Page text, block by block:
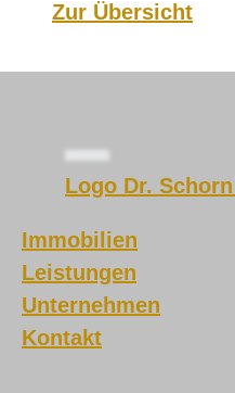
Zur Übersicht
Logo Dr.
Immobilien
Leistungen
Unternehmen
Kontakt